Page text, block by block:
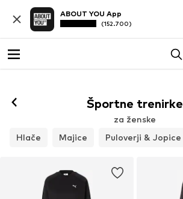
ABOUT YOU App
(152.700)
Športne trenirke
za ženske
Hlače
Majice Puloverji & Jopice